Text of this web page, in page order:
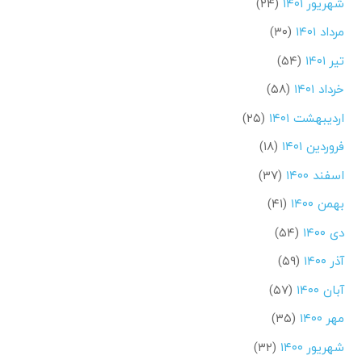
مرداد ۱۴۰۱
(۳۰)
تیر ۱۴۰۱
(۵۴)
خرداد ۱۴۰۱
(۵۸)
اردیبهشت ۱۴۰۱
(۲۵)
فروردین ۱۴۰۱
(۱۸)
اسفند ۱۴۰۰
(۳۷)
بهمن ۱۴۰۰
(۴۱)
دی ۱۴۰۰
(۵۴)
آذر ۱۴۰۰
(۵۹)
آبان ۱۴۰۰
(۵۷)
مهر ۱۴۰۰
(۳۵)
شهریور ۱۴۰۰
(۳۲)